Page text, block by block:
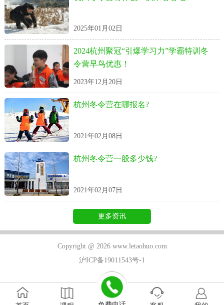
2025年01月02日
2024杭州聚冠“引爆学习力”学霸特训冬
令营早鸟优惠！
2023年12月20日
杭州冬令营在哪报名?
2021年02月08日
杭州冬令营一般多少钱?
2021年02月07日
更多资讯
Copyright @ 2026 www.letaohuo.com
沪ICP备19011543号-1